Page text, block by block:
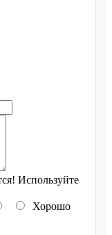
Используйте
Хорошо